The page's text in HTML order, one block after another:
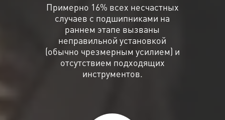
Примерно 16% всех несчастных
случаев с подшипниками на
раннем этапе вызваны
неправильной установкой
(обычно чрезмерным усилием) и
отсутствием подходящих
инструментов.